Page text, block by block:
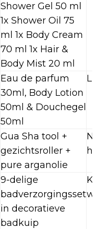
Shower Gel 50 ml
1x Shower Oil 75
ml 1x Body Cream
70 ml 1x Hair &
Body Mist 20 ml
Eau de parfum
30ml, Body Lotion
50ml & Douchegel
50ml
Gua Sha tool +
gezichtsroller +
pure arganolie
9-delige
badverzorgingsset
in decoratieve
badkuip